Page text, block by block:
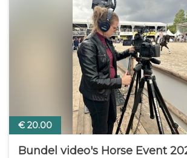
€ 20.00
Bundel video's Horse Event